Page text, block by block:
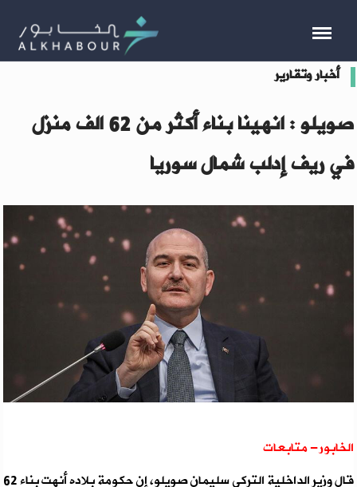
أخبار وتقارير
صويلو : انهينا بناء أكثر من 62 الف منزل
في ريف إدلب شمال سوريا
الخابور- متابعات
قال وزير الداخلية التركي سليمان صويلو، إن حكومة بلاده أنهت بناء 62